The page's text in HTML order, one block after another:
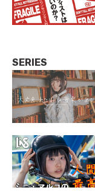
SERIES